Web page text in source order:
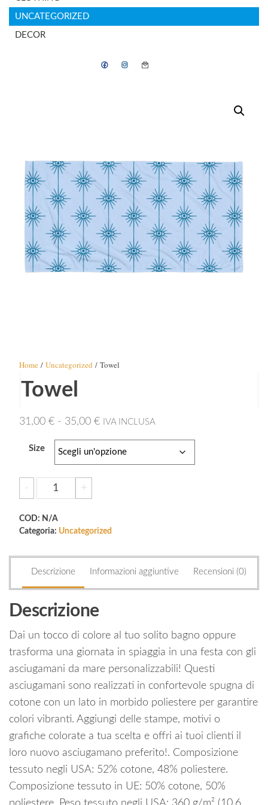
UNCATEGORIZED
DECOR
Home/ Uncategorized / Towel
Towel
31,00 € - 35,00 €Fascia
di
prezzo:
IVA INCLUSA
Size
-
Towel
quantità
+
COD: N/A
Categoria: Uncategorized
Descrizione Informazioni aggiuntive Recensioni (0)
Descrizione
Dai un tocco di colore al tuo solito bagno oppure
trasforma una giornata in spiaggia in una festa con gli
asciugamani da mare personalizzabili! Questi
asciugamani sono realizzati in confortevole spugna di
cotone con un lato in morbido poliestere per garantire
colori vibranti. Aggiungi delle stampe, motivi o
grafiche colorate a tua scelta e offri ai tuoi clienti il
loro nuovo asciugamano preferito!. Composizione
tessuto negli USA: 52% cotone, 48% poliestere.
Composizione tessuto in UE: 50% cotone, 50%